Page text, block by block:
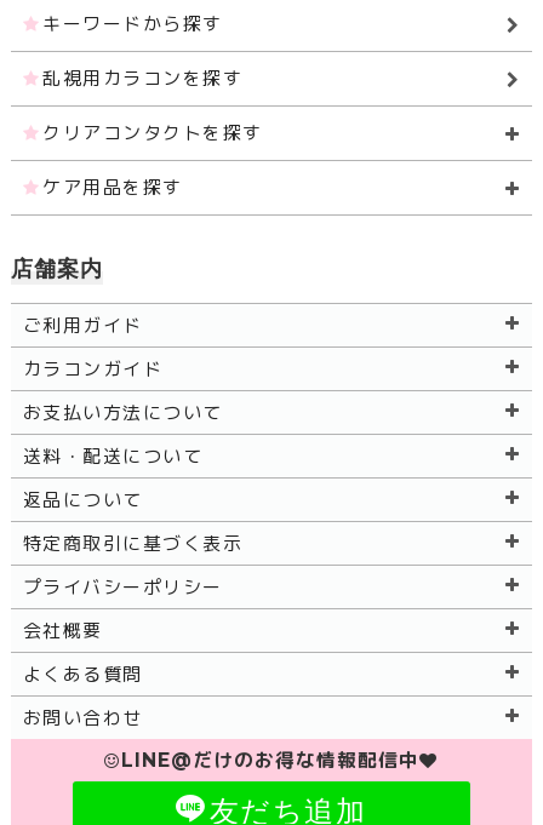
キーワードから探す
乱視用カラコンを探す
クリアコンタクトを探す
ケア用品を探す
店舗案内
ご利用ガイド
カラコンガイド
お支払い方法について
送料・配送について
返品について
特定商取引に基づく表示
プライバシーポリシー
会社概要
よくある質問
お問い合わせ
LINE@だけのお得な情報配信中
友だち追加